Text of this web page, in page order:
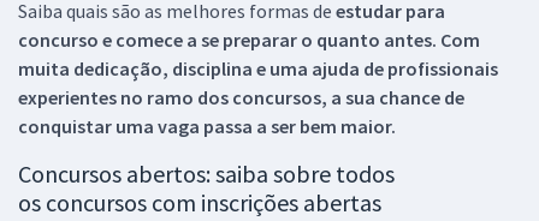
Saiba quais são as melhores formas de estudar para
concurso e comece a se preparar o quanto antes. Com
muita dedicação, disciplina e uma ajuda de profissionais
experientes no ramo dos concursos, a sua chance de
conquistar uma vaga passa a ser bem maior.
Concursos abertos: saiba sobre todos
os concursos com inscrições abertas